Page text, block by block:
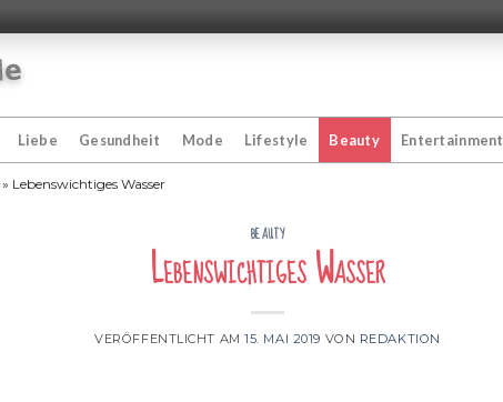
Liebe Gesundheit Mode Lifestyle Beauty Entertainment
» Lebenswichtiges Wasser
BEAUTY
Lebenswichtiges Wasser
VERÖFFENTLICHT AM15. MAI 2019 VON REDAKTION